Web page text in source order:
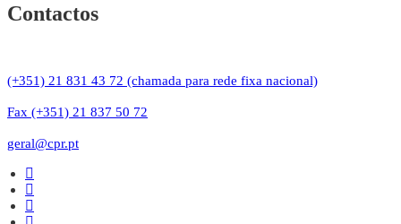
Contactos
(+351) 21 831 43 72 (chamada para rede fixa nacional)
Fax (+351) 21 837 50 72
geral@cpr.pt